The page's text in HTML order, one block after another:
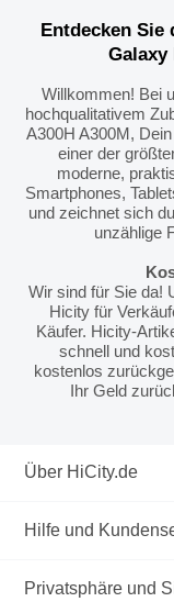
Entdecken Sie
Galaxy
Willkommen! Bei
hochqualitativem
A300H A300M,
einer der
moderne,
Smartphones,
und zeichnet sich
unzählige
Wir sind für Sie da!
Hicity für
Käufer. Hicity-
schnell und
kostenlos
Ihr Geld
Über HiCity.de
Hilfe und
Privatsphäre und